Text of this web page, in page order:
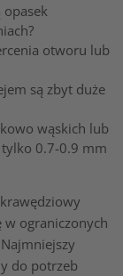
otworu lub
są zbyt duże
wąskich lub
tylko 0.7-0.9 mm
w ograniczonych
do potrzeb